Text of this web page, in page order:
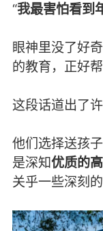
“我最害怕看到
眼神里没了好
的教育，正好
这段话道出了
他们选择送孩
是深知优质的
关乎一些深刻的